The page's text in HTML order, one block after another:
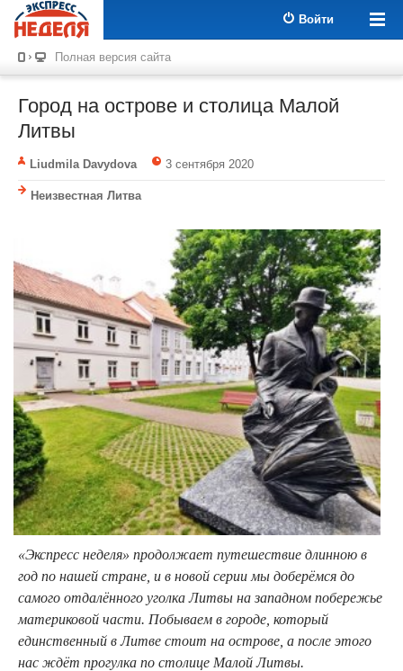
Войти
Полная версия сайта
Город на острове и столица Малой
Литвы
Liudmila Davydova 3 сентября 2020
Неизвестная Литва
«Экспресс неделя» продолжает путешествие длинною в
год по нашей стране, и в новой серии мы доберёмся до
самого отдалённого уголка Литвы на западном побережье
материковой части. Побываем в городе, который
единственный в Литве стоит на острове, а после этого
нас ждёт прогулка по столице Малой Литвы.